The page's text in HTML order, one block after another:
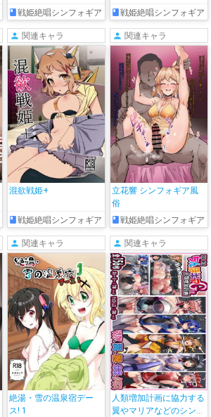
戦姫絶唱シンフォギア
戦姫絶唱シンフォギア
関連キャラ
混欲戦姫+
戦姫絶唱シンフォギア
関連キャラ
立花響 シンフォギア風
俗
戦姫絶唱シンフォギア
関連キャラ
絶湯・雪の温泉宿デー
ス! 1
関連キャラ
人類増加計画に協力する
翼やマリアなどのシンフ